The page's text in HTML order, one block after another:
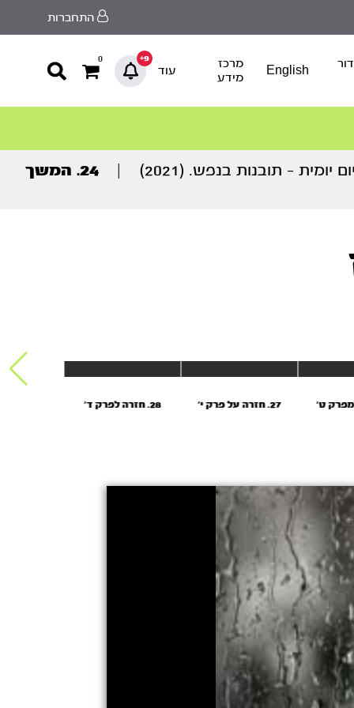
התחברות
English
מרכז
מידע
עוד
9+
0
– תובנות בנפש. (2021) | 24. המשך
27. חזרה על פרק י’ 28. חזרה לפרק ד'